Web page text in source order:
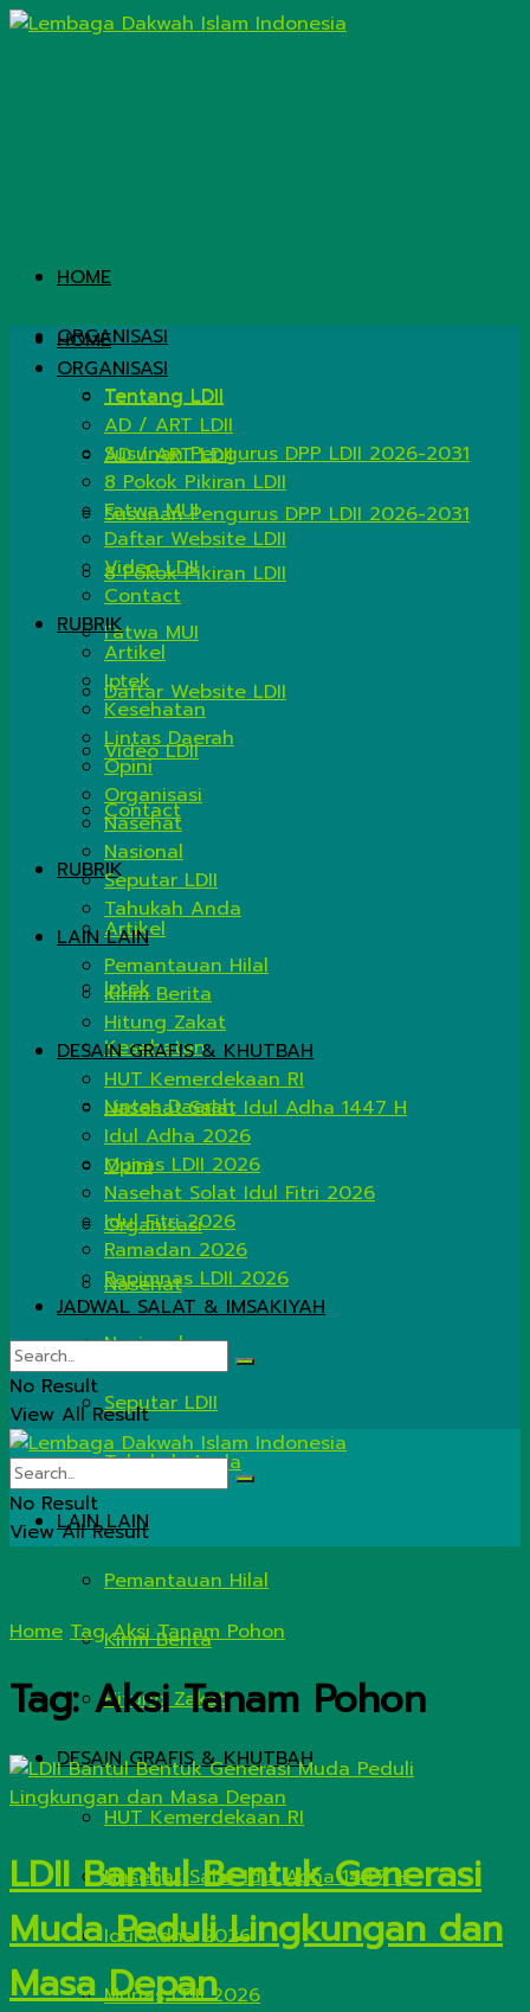
HOME
ORGANISASI
Tentang LDII
AD / ART LDII
Susunan Pengurus DPP LDII 2026-2031
8 Pokok Pikiran LDII
Fatwa MUI
Daftar Website LDII
Video LDII
Contact
RUBRIK
Artikel
Iptek
Kesehatan
Lintas Daerah
Opini
Organisasi
Nasehat
Nasional
Seputar LDII
Tahukah Anda
LAIN LAIN
Pemantauan Hilal
Kirim Berita
Hitung Zakat
DESAIN GRAFIS & KHUTBAH
HUT Kemerdekaan RI
Nasehat Salat Idul Adha 1447 H
Idul Adha 2026
Munas LDII 2026
HOME
ORGANISASI
Tentang LDII
AD / ART LDII
Susunan Pengurus DPP LDII 2026-2031
8 Pokok Pikiran LDII
Fatwa MUI
Daftar Website LDII
Video LDII
Contact
RUBRIK
Artikel
Iptek
Kesehatan
Lintas Daerah
Opini
Organisasi
Nasehat
Nasional
Seputar LDII
Tahukah Anda
LAIN LAIN
Pemantauan Hilal
Kirim Berita
Hitung Zakat
DESAIN GRAFIS & KHUTBAH
HUT Kemerdekaan RI
Nasehat Salat Idul Adha 1447 H
Idul Adha 2026
Munas LDII 2026
Nasehat Solat Idul Fitri 2026
Idul Fitri 2026
Ramadan 2026
Rapimnas LDII 2026
JADWAL SALAT & IMSAKIYAH
No Result
View All Result
No Result
View All Result
Home Tag Aksi Tanam Pohon
Tag:Aksi Tanam Pohon
LDII Bantul Bentuk Generasi
Muda Peduli Lingkungan dan
Masa Depan